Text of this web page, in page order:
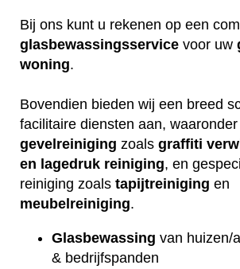
Bij ons kunt u rekenen op een
glasbewassingsservice voor uw
woning.
Bovendien bieden wij een breed
facilitaire diensten aan, waaronder
gevelreiniging zoals graffiti
en lagedruk reiniging, en
reiniging zoals tapijtreiniging en
meubelreiniging.
Glasbewassing van huizen/
& bedrijfspanden